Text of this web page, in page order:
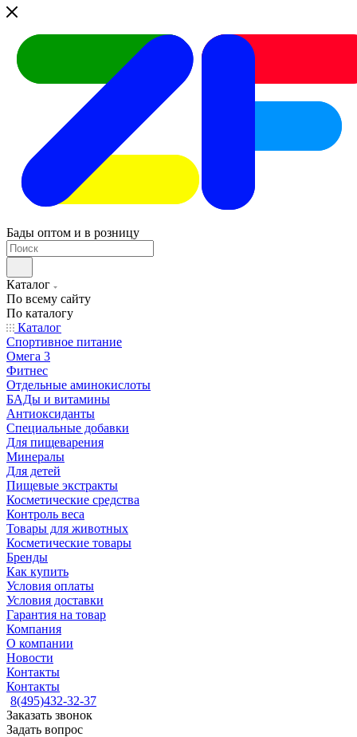
Бады оптом и в розницу
Каталог
По всему сайту
По каталогу
Каталог
Спортивное питание
Омега 3
Фитнес
Отдельные аминокислоты
БАДы и витамины
Антиоксиданты
Специальные добавки
Для пищеварения
Минералы
Для детей
Пищевые экстракты
Косметические средства
Контроль веса
Товары для животных
Косметические товары
Бренды
Как купить
Условия оплаты
Условия доставки
Гарантия на товар
Компания
О компании
Новости
Контакты
Контакты
8(495)432-32-37
Заказать звонок
Задать вопрос